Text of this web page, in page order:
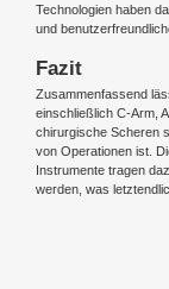
Technologien haben
und
Fazit
Zusammenfassend
einschließlich C-Arm,
chirurgische Scheren
von Operationen ist.
Instrumente tragen
werden, was